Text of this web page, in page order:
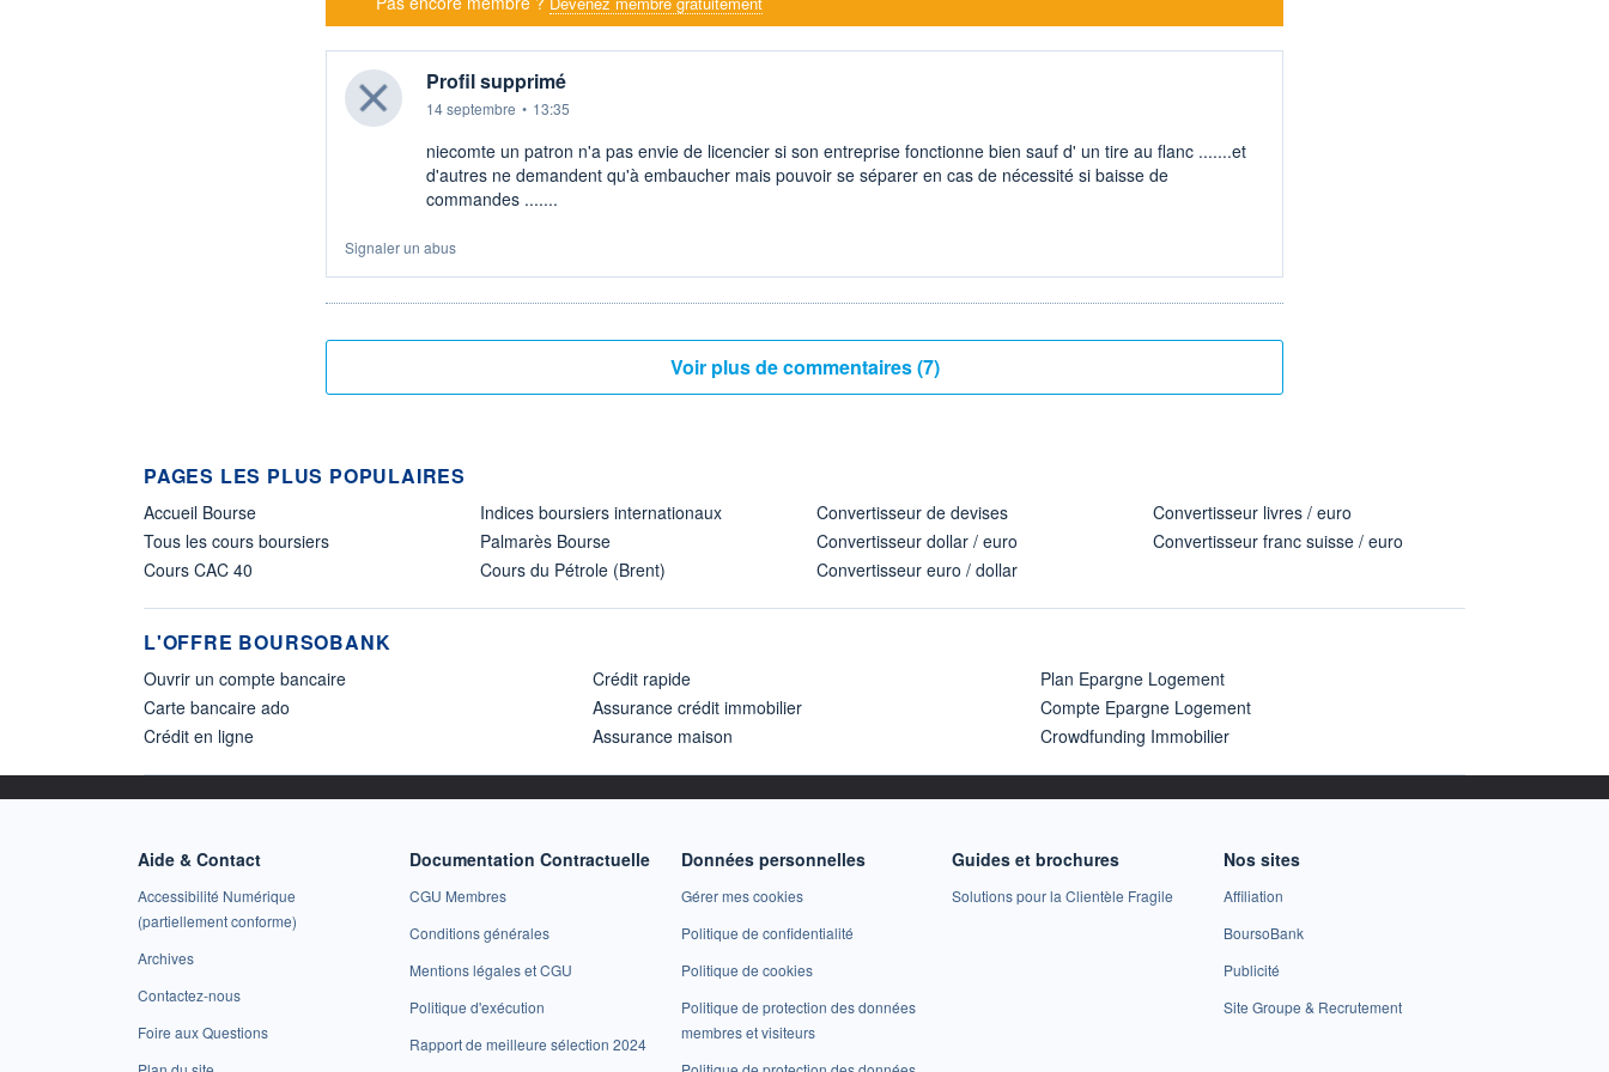
Profil supprimé
14 septembre • 13:35
niecomte un patron n'a pas envie de licencier si son entreprise fonctionne bien sauf d' un tire au flanc .......et
d'autres ne demandent qu'à embaucher mais pouvoir se séparer en cas de nécessité si baisse de
commandes .......
Signaler un abus
Voir plus de commentaires (7)
PAGES LES PLUS POPULAIRES
Accueil Bourse
Tous les cours boursiers
Cours CAC 40
Indices boursiers internationaux
Palmarès Bourse
Cours du Pétrole (Brent)
Convertisseur de devises
Convertisseur dollar / euro
Convertisseur euro / dollar
Convertisseur livres / euro
Convertisseur franc suisse / euro
L'OFFRE BOURSOBANK
Ouvrir un compte bancaire
Carte bancaire ado
Crédit en ligne
Crédit rapide
Assurance crédit immobilier
Assurance maison
Plan Epargne Logement
Compte Epargne Logement
Crowdfunding Immobilier
Aide & Contact
Accessibilité Numérique
(partiellement conforme)
Archives
Contactez-nous
Foire aux Questions
Documentation Contractuelle
CGU Membres
Conditions générales
Mentions légales et CGU
Politique d'exécution
Rapport de meilleure sélection 2024
Données personnelles
Gérer mes cookies
Politique de confidentialité
Politique de cookies
Politique de protection des données
membres et visiteurs
Guides et brochures
Solutions pour la Clientèle Fragile
Nos sites
Affiliation
BoursoBank
Publicité
Site Groupe & Recrutement